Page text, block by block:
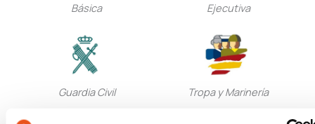
Básica
Ejecutiva
Guardia Civil Tropa y Marinería